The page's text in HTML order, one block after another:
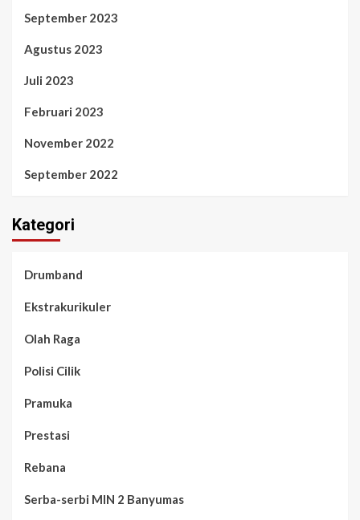
September 2023
Agustus 2023
Juli 2023
Februari 2023
November 2022
September 2022
Kategori
Drumband
Ekstrakurikuler
Olah Raga
Polisi Cilik
Pramuka
Prestasi
Rebana
Serba-serbi MIN 2 Banyumas